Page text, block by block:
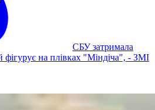
СБУ затримала
фігурує на плівках "Міндіча", - ЗМІ